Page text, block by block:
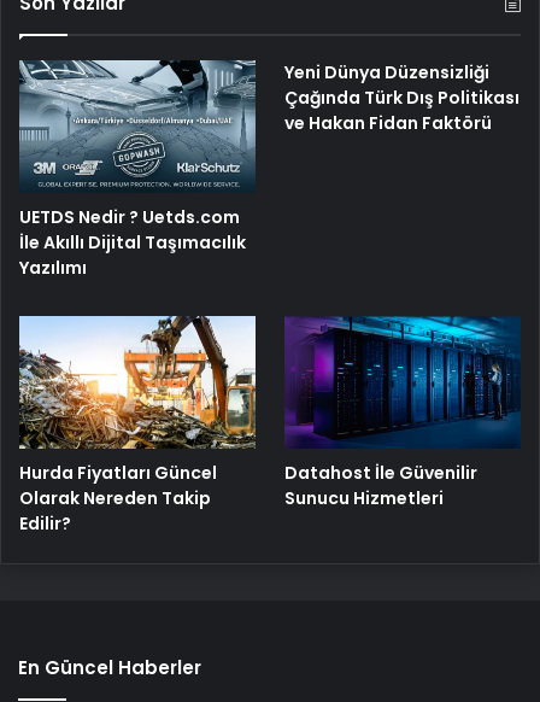
UETDS Nedir ? Uetds.com
İle Akıllı Dijital Taşımacılık
Yazılımı
Yeni Dünya Düzensizliği
Çağında Türk Dış Politikası
ve Hakan Fidan Faktörü
Hurda Fiyatları Güncel
Olarak Nereden Takip
Edilir?
Datahost İle Güvenilir
Sunucu Hizmetleri
En Güncel Haberler